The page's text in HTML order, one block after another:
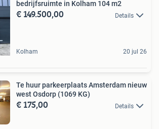
bedrijfsruimte in Kolham 104 m2
€ 149.500,00 Details
Kolham 20 jul 26
Te huur parkeerplaats Amsterdam nieuw
west Osdorp (1069 KG)
€ 175,00 Details